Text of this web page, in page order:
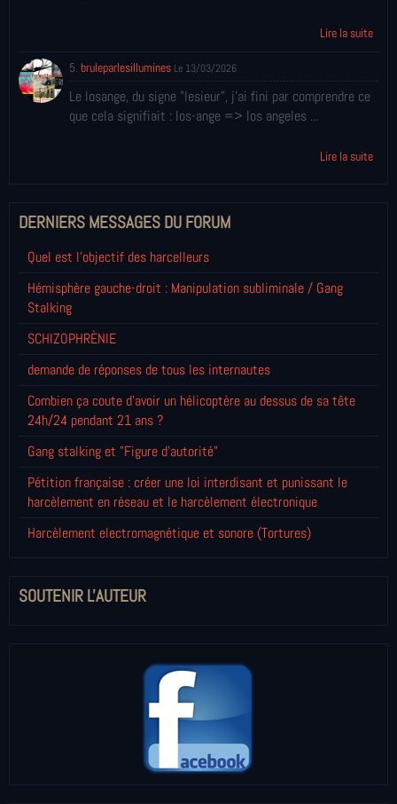
Lire la suite
5. bruleparlesillumines Le 13/03/2026
Le losange, du signe "lesieur", j'ai fini par comprendre ce
que cela signifiait : los-ange => los angeles ...
Lire la suite
DERNIERS MESSAGES DU FORUM
Quel est l'objectif des harcelleurs
Hémisphère gauche-droit : Manipulation subliminale / Gang
Stalking
SCHIZOPHRÈNIE
demande de réponses de tous les internautes
Combien ça coute d'avoir un hélicoptère au dessus de sa tête
24h/24 pendant 21 ans ?
Gang stalking et "Figure d'autorité"
Pétition française : créer une loi interdisant et punissant le
harcèlement en réseau et le harcèlement électronique
Harcèlement electromagnétique et sonore (Tortures)
SOUTENIR L'AUTEUR